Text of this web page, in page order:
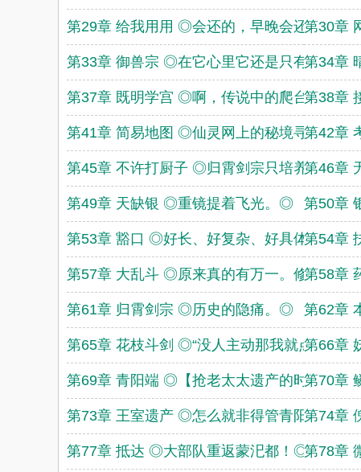
第29章 给我用用 ◎会还的，早晚会还的。◎
第30章
第33章 御兽宗 ◎在它心里它还是只有很小很
第34章
第37章 既明学宫 ◎啊，传说中的爬台阶！◎
第38章
第41章 简易地图 ◎仙灵网上的秘境寻宝教程
第42章
第45章 不许打厨子 ◎归霄剑宗只培养三种剑
第46章
第49章 天缺银 ◎重镜提着飞光。◎ 第50章
第53章 豁口 ◎好长、好复杂、好具体的诅咒
第54章
第57章 大乱斗 ◎原来真的有万一。修剑材料
第58章
第61章 归霄剑宗 ◎历史的隐痛。◎ 第62章
第65章 花枝斗剑 ◎“没人主动那我就点名了
第66章
第69章 青阳端 ◎【抢老太太遗产的时候。】
第70章
第73章 王室遗产 ◎怎么就非得管青阳家的那
第74章
第77章 抵达 ◎大部队重返蒙汜都！◎第78章